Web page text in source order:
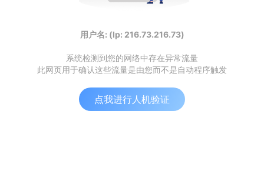
用户名: (Ip: 216.73.216.73)
系统检测到您的网络中存在异常流量
此网页用于确认这些流量是由您而不是自动程序触发
点我进行人机验证